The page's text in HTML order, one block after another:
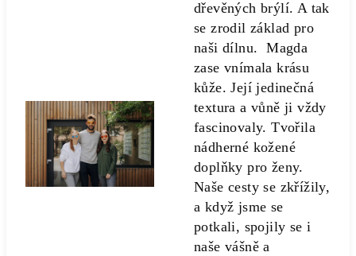
dřevěných brýlí. A tak
se zrodil základ pro
naši dílnu. Magda
zase vnímala krásu
kůže. Její jedinečná
textura a vůně ji vždy
fascinovaly. Tvořila
nádherné kožené
doplňky pro ženy.
Naše cesty se zkřížily,
a když jsme se
potkali, spojily se i
naše vášně a